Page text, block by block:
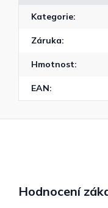
Kategorie:
Záruka:
Hmotnost:
EAN:
Hodnocení